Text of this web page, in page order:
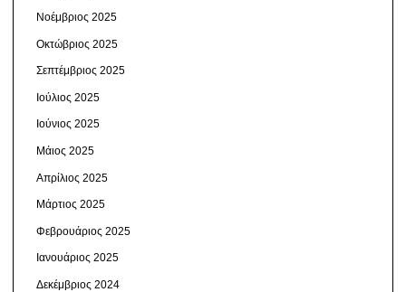
Νοέμβριος 2025
Οκτώβριος 2025
Σεπτέμβριος 2025
Ιούλιος 2025
Ιούνιος 2025
Μάιος 2025
Απρίλιος 2025
Μάρτιος 2025
Φεβρουάριος 2025
Ιανουάριος 2025
Δεκέμβριος 2024